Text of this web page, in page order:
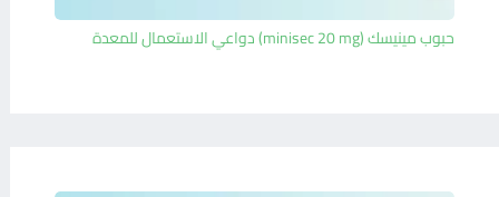
حبوب مينيسك (minisec 20 mg) دواعي الاستعمال للمعدة